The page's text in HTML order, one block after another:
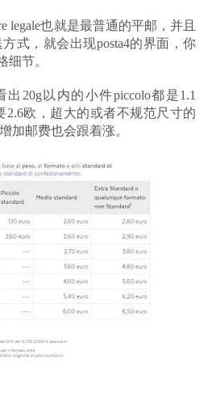
legale也就是最普通的平邮，并且
式，就会出现posta4的界面，你
细节。
20g以内的小件piccolo都是1.1
2.6欧，超大的或者不规范尺寸的
加邮费也会跟着涨。